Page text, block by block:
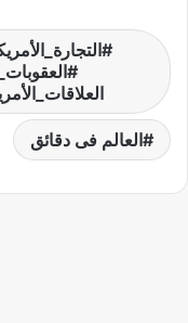
العالم فى دقائق